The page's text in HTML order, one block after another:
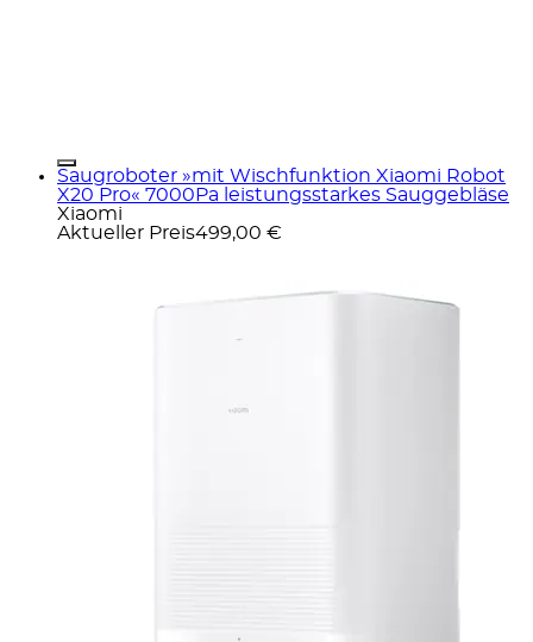
Saugroboter »mit Wischfunktion Xiaomi Robot
X20 Pro« 7000Pa leistungsstarkes Sauggebläse
Xiaomi
Aktueller Preis499,00 €